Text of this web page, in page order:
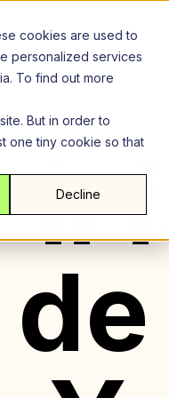
cookies are used to
personalized services
To find out more
But in order to
one tiny cookie so that
Decline